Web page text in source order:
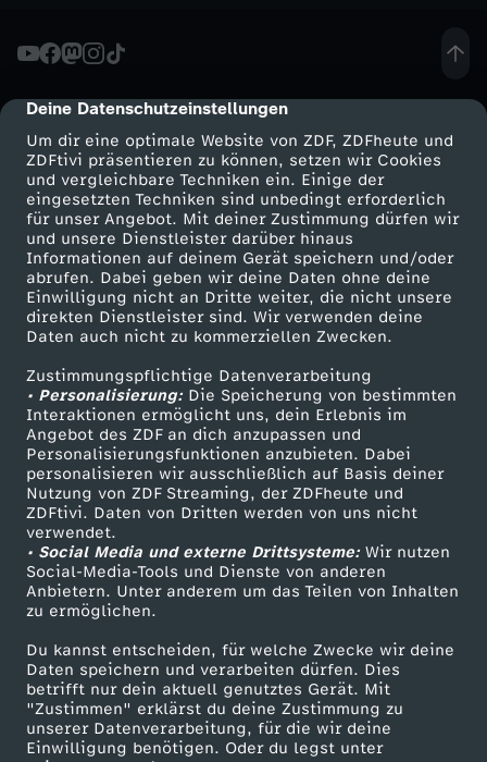
cmp-dialog-description
Deine Datenschutzeinstellungen
Um dir eine optimale Website von ZDF, ZDFheute und
ZDFtivi präsentieren zu können, setzen wir Cookies
und vergleichbare Techniken ein. Einige der
eingesetzten Techniken sind unbedingt erforderlich
für unser Angebot. Mit deiner Zustimmung dürfen wir
und unsere Dienstleister darüber hinaus
Informationen auf deinem Gerät speichern und/oder
abrufen. Dabei geben wir deine Daten ohne deine
Einwilligung nicht an Dritte weiter, die nicht unsere
direkten Dienstleister sind. Wir verwenden deine
Daten auch nicht zu kommerziellen Zwecken.
Zustimmungspflichtige Datenverarbeitung
• Personalisierung:Die Speicherung von bestimmten
Interaktionen ermöglicht uns, dein Erlebnis im
Angebot des ZDF an dich anzupassen und
Personalisierungsfunktionen anzubieten. Dabei
personalisieren wir ausschließlich auf Basis deiner
Nutzung von ZDF Streaming, der ZDFheute und
ZDFtivi. Daten von Dritten werden von uns nicht
verwendet.
• Social Media und externe Drittsysteme:Wir nutzen
Social-Media-Tools und Dienste von anderen
Anbietern. Unter anderem um das Teilen von Inhalten
zu ermöglichen.
Du kannst entscheiden, für welche Zwecke wir deine
Daten speichern und verarbeiten dürfen. Dies
betrifft nur dein aktuell genutztes Gerät. Mit
"Zustimmen" erklärst du deine Zustimmung zu
unserer Datenverarbeitung, für die wir deine
Einwilligung benötigen. Oder du legst unter
m
P
a
r
t
e
i
t
a
g
B
ü
n
d
Mehr ZDF
ZDF-Apps
Smart TV
ZDFtext
Livestreams
Sendungen A-Z
TV-Programm
Service
ZDFmitreden
Kontakt zum ZDF
Tickets
Zuschauerservice
Hilfe
ZDF Unternehmen
Karriere
ZDF goes Schule
Werbefernsehen
Mainzelmännchen